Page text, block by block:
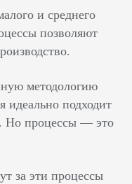
и среднего
позволяют
методологию
идеально подходит
Но процессы — это
за эти процессы